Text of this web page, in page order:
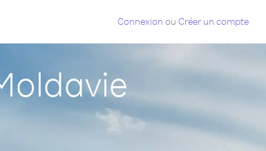
Connexion ou Créer un compte